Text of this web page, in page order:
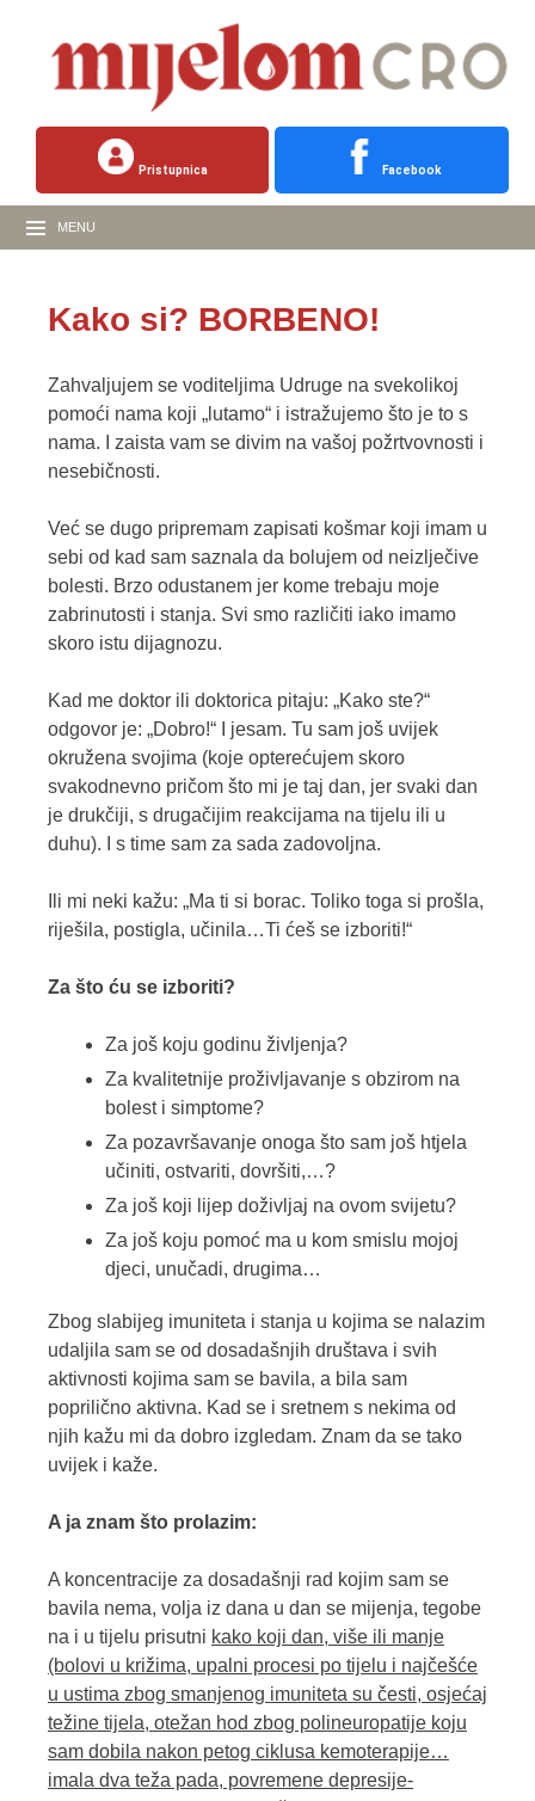
Pristupnica Facebook
MENU
Kako si? BORBENO!
Zahvaljujem se voditeljima Udruge na svekolikoj
pomoći nama koji „lutamo“ i istražujemo što je to s
nama. I zaista vam se divim na vašoj požrtvovnosti i
nesebičnosti.
Već se dugo pripremam zapisati košmar koji imam u
sebi od kad sam saznala da bolujem od neizlječive
bolesti. Brzo odustanem jer kome trebaju moje
zabrinutosti i stanja. Svi smo različiti iako imamo
skoro istu dijagnozu.
Kad me doktor ili doktorica pitaju: „Kako ste?“
odgovor je: „Dobro!“ I jesam. Tu sam još uvijek
okružena svojima (koje opterećujem skoro
svakodnevno pričom što mi je taj dan, jer svaki dan
je drukčiji, s drugačijim reakcijama na tijelu ili u
duhu). I s time sam za sada zadovoljna.
Ili mi neki kažu: „Ma ti si borac. Toliko toga si prošla,
riješila, postigla, učinila…Ti ćeš se izboriti!“
Za što ću se izboriti?
Za još koju godinu življenja?
Za kvalitetnije proživljavanje s obzirom na
bolest i simptome?
Za pozavršavanje onoga što sam još htjela
učiniti, ostvariti, dovršiti,…?
Za još koji lijep doživljaj na ovom svijetu?
Za još koju pomoć ma u kom smislu mojoj
djeci, unučadi, drugima…
Zbog slabijeg imuniteta i stanja u kojima se nalazim
udaljila sam se od dosadašnjih društava i svih
aktivnosti kojima sam se bavila, a bila sam
poprilično aktivna. Kad se i sretnem s nekima od
njih kažu mi da dobro izgledam. Znam da se tako
uvijek i kaže.
A ja znam što prolazim:
A koncentracije za dosadašnji rad kojim sam se
bavila nema, volja iz dana u dan se mijenja, tegobe
na i u tijelu prisutni kako koji dan, više ili manje
(bolovi u križima, upalni procesi po tijelu i najčešće
u ustima zbog smanjenog imuniteta su česti, osjećaj
težine tijela, otežan hod zbog polineuropatije koju
sam dobila nakon petog ciklusa kemoterapije…
imala dva teža pada, povremene depresije-